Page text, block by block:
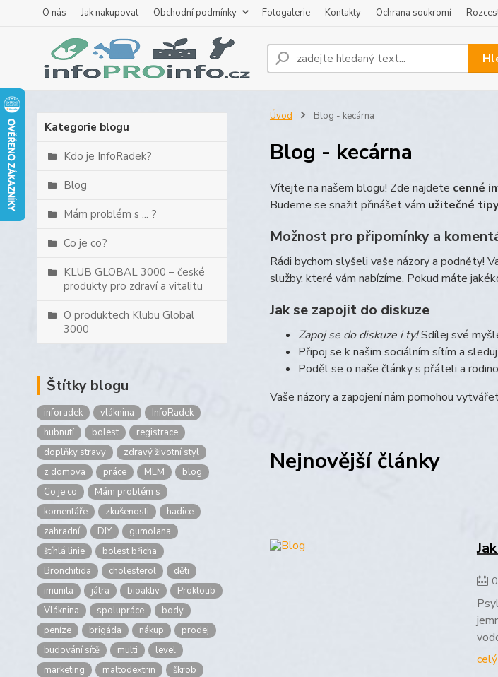
O nás Jak nakupovat Obchodní podmínky Fotogalerie Kontakty Ochrana soukromí
Kategorie blogu
Kdo je InfoRadek?
Blog
Mám problém s ... ?
Co je co?
KLUB GLOBAL 3000 – české
produkty pro zdraví a vitalitu
O produktech Klubu Global
3000
Štítky blogu
inforadek vláknina
InfoRadek
hubnutí
bolest
registrace
doplňky stravy
zdravý životní styl
z domova
práce MLM
blog
Co je co
Mám problém s
komentáře
zkušenosti
hadice
zahradní
DIY
gumolana
štíhlá linie
bolest břicha
Bronchitida
cholesterol
děti
imunita
játra bioaktiv
Prokloub
Vláknina
spolupráce
body
peníze
brigáda nákup
prodej
budování sítě
multi
level
marketing
maltodextrin
škrob
Úvod Blog - kecárna
Blog - kecárna
Vítejte na našem blogu! Zde najdete cenné
Budeme se snažit přinášet vám užitečné tipy
Možnost pro připomínky a
Rádi bychom slyšeli vaše názory a podněty!
služby, které vám nabízíme. Pokud máte
Jak se zapojit do diskuze
Zapoj se do diskuze i ty!Sdílej své
Připoj se k našim sociálním sítím a
Poděl se o naše články s přáteli a
Vaše názory a zapojení nám pomohou
Nejnovější články